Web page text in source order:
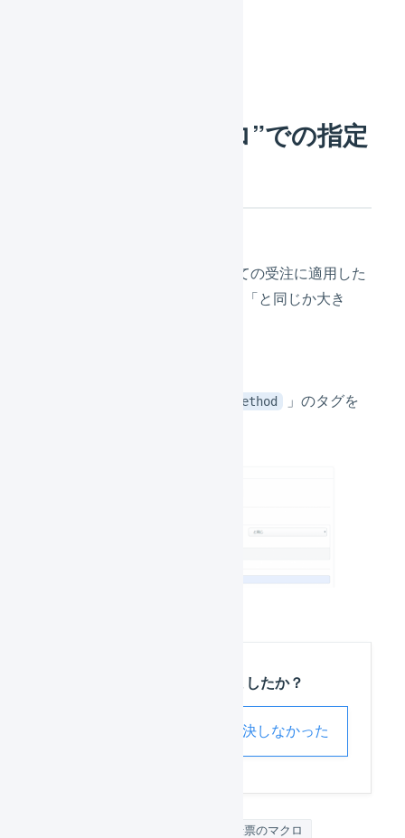
“受注伝票のマクロ”での指定
任意の条件を指定します。すべての受注に適用した
い場合は、「合計数量」が「1」「と同じか大き
ignores_default_delivery_method 」のタグを
この記事は役に立ちましたか？
解決しなかった
受注伝票のマクロ